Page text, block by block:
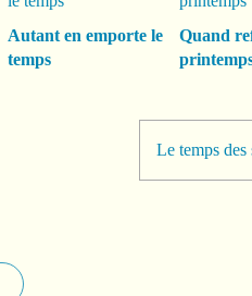
Autant en emporte le
temps
Quand
Le temps des